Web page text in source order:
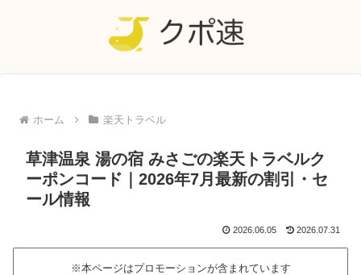
ホーム 楽天トラベル
草津温泉 湯の宿 みさごの楽天トラベルク
ーポンコード｜2026年7月最新の割引・セ
ール情報
2026.06.05 2026.07.31
※本ページはプロモーションが含まれています